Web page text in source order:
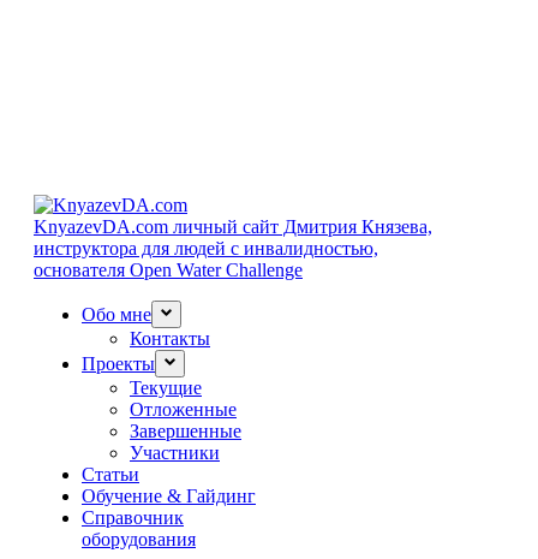
KnyazevDA.com личный сайт Дмитрия Князева,
инструктора для людей с инвалидностью,
основателя Open Water Challenge
Обо мне
Контакты
Проекты
Текущие
Отложенные
Завершенные
Участники
Статьи
Обучение & Гайдинг
Справочник
оборудования